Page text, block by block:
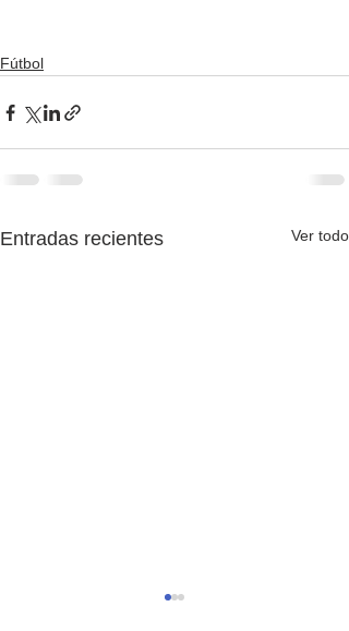
Fútbol
Entradas recientes Ver todo